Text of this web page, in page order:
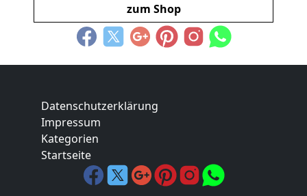
zum Shop
Datenschutzerklärung
Impressum
Kategorien
Startseite